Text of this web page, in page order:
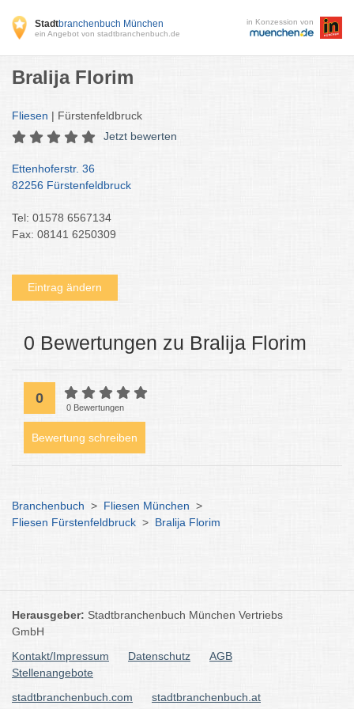
Stadtbranchenbuch München
ein Angebot von stadtbranchenbuch.de
in Konzession von
Bralija Florim
Fliesen | Fürstenfeldbruck
Jetzt bewerten
Ettenhoferstr. 36
82256 Fürstenfeldbruck
Tel: 01578 6567134
Fax: 08141 6250309
Eintrag ändern
0 Bewertungen zu Bralija Florim
0
0 Bewertungen
Bewertung schreiben
Branchenbuch > Fliesen München >
Fliesen Fürstenfeldbruck > Bralija Florim
Herausgeber: Stadtbranchenbuch München Vertriebs
GmbH
Kontakt/Impressum
Datenschutz
AGB
Stellenangebote
stadtbranchenbuch.com
stadtbranchenbuch.at